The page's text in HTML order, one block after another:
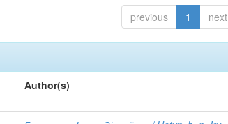
previous 1 next
Author(s)